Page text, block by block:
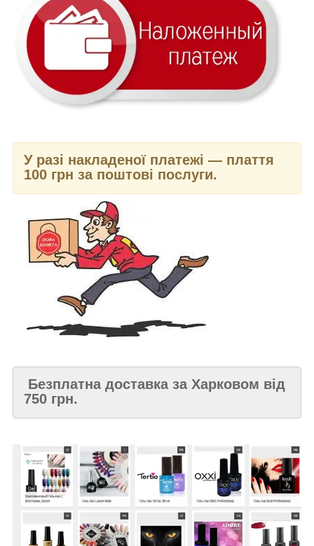
У разі накладеної платежі — плаття
100 грн за поштові послуги.
Безплатна доставка за Харковом від
750 грн.